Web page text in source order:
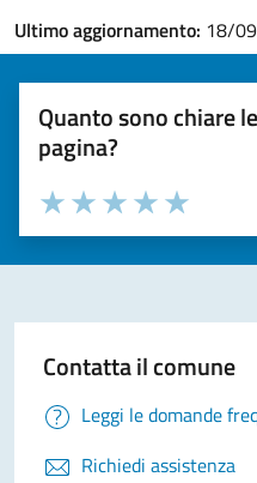
Ultimo aggiornamento: 18/
Quanto sono chiare
pagina?
Valuta la chiarezza delle
Seleziona il numero di
Valuta 5
Valuta 4 stelle
Valuta 3 stelle su 5
Valuta 2 stelle su 5
Valuta 1 stelle su 5
Contatta il comune
Leggi le domande
Richiedi assistenza